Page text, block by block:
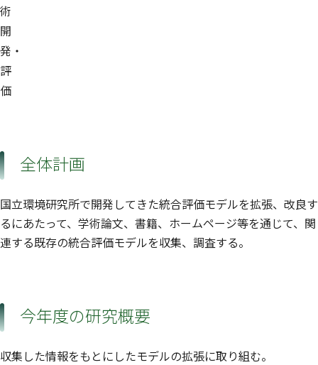
術
開
発・
評
価
全体計画
国立環境研究所で開発してきた統合評価モデルを拡張、改良す
るにあたって、学術論文、書籍、ホームページ等を通じて、関
連する既存の統合評価モデルを収集、調査する。
今年度の研究概要
収集した情報をもとにしたモデルの拡張に取り組む。